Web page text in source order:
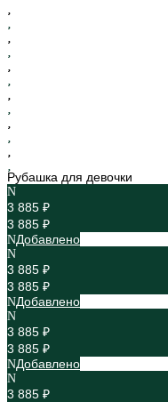
Рубашка для девочки
3 885 ₽
3 885 ₽
Добавлено
3 885 ₽
3 885 ₽
Добавлено
3 885 ₽
3 885 ₽
Добавлено
3 885 ₽